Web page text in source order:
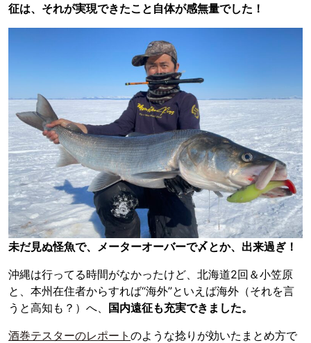
征は、それが実現できたこと自体が感無量でした！
未だ見ぬ怪魚で、メーターオーバーで〆とか、出来過ぎ！
沖縄は行ってる時間がなかったけど、北海道2回＆小笠原
と、本州在住者からすれば“海外”といえば海外（それを言
うと高知も？）へ、
国内遠征も充実できました。
酒巻テスターのレポート のような捻りが効いたまとめ方で